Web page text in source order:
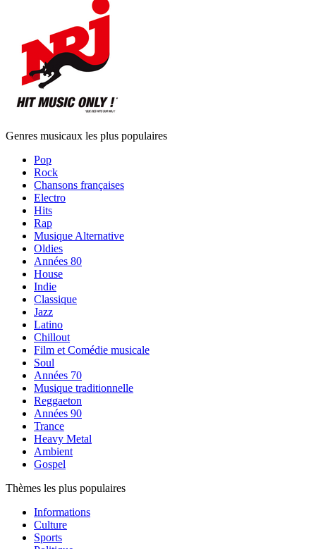
Genres musicaux les plus populaires
Pop
Rock
Chansons françaises
Electro
Hits
Rap
Musique Alternative
Oldies
Années 80
House
Indie
Classique
Jazz
Latino
Chillout
Film et Comédie musicale
Soul
Années 70
Musique traditionnelle
Reggaeton
Années 90
Trance
Heavy Metal
Ambient
Gospel
Thèmes les plus populaires
Informations
Culture
Sports